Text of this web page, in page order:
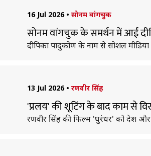
16 Jul 2026 • सोनम वांगचुक
सोनम वांगचुक के समर्थन में आईं
दीपिका पादुकोण के नाम से सोशल
13 Jul 2026 • रणवीर सिंह
'प्रलय' की शूटिंग के बाद काम से
रणवीर सिंह की फिल्म 'धुरंधर' को देश और